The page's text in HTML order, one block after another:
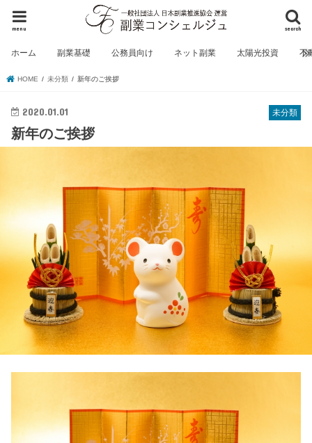
search
menu
ホーム 副業基礎 公務員向け ネット副業 太陽光投資 不
HOME 未分類 新年のご挨拶
未分類
2020.01.01
新年のご挨拶